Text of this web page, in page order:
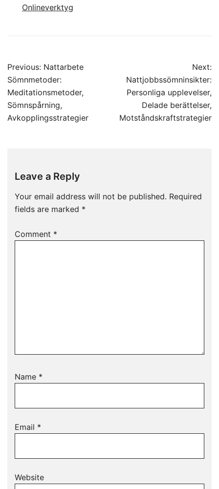
Onlineverktyg
Post
navigation
Previous: Nattarbete
Sömnmetoder:
Meditationsmetoder,
Sömnspårning,
Avkopplingsstrategier
Next:
Nattjobbssömninsikter:
Personliga upplevelser,
Delade berättelser,
Motståndskraftstrategier
Leave a Reply
Your email address will not be published. Required
fields are marked *
Comment *
Name *
Email *
Website